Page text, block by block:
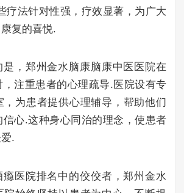
疗法针对性强，疗效显著，为广大
复的喜悦.
是，郑州金水脑康脑康中医医院在
注重患者的心理疏导.医院设有专
，为患者提供心理辅导，帮助他们
心.这种身心同治的理念，使患者
.
瘾医院排名中的佼佼者，郑州金水